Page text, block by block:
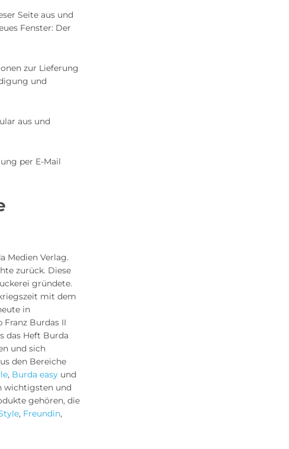
Seite aus und
Fenster: Der
zur Lieferung
und
aus und
per E-Mail
Medien Verlag.
zurück. Diese
gründete.
mit dem
in
Burdas II
das Heft Burda
und sich
den Bereiche
, Burda easy und
wichtigsten und
gehören, die
, Freundin,